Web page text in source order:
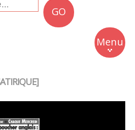
GO
Menu
Insolite
Business